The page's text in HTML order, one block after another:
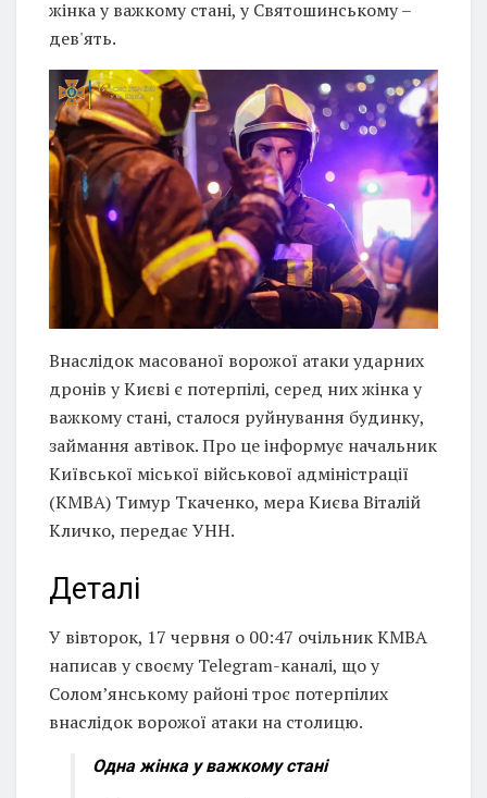
жінка у важкому стані, у Святошинському –
дев'ять.
Внаслідок масованої ворожої атаки ударних
дронів у Києві є потерпілі, серед них жінка у
важкому стані, сталося руйнування будинку,
займання автівок. Про це інформує начальник
Київської міської військової адміністрації
(КМВА) Тимур Ткаченко, мера Києва Віталій
Кличко, передає УНН.
Деталі
У вівторок, 17 червня о 00:47 очільник КМВА
написав у своєму Telegram-каналі, що у
Соломʼянському районі троє потерпілих
внаслідок ворожої атаки на столицю.
Одна жінка у важкому стані